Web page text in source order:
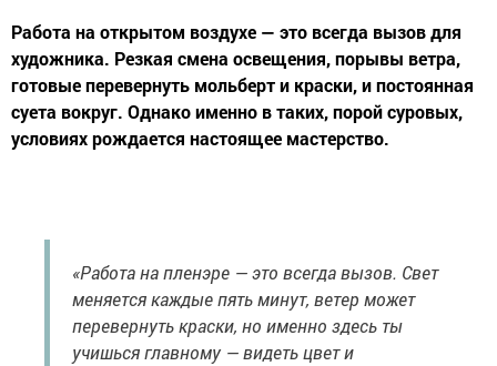
Работа на открытом воздухе — это всегда вызов для
художника. Резкая смена освещения, порывы ветра,
готовые перевернуть мольберт и краски, и постоянная
суета вокруг. Однако именно в таких, порой суровых,
условиях рождается настоящее мастерство.
«Работа на пленэре — это всегда вызов. Свет
меняется каждые пять минут, ветер может
перевернуть краски, но именно здесь ты
учишься главному — видеть цвет и